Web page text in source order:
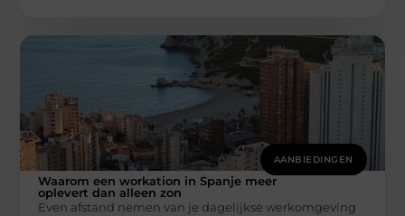
AANBIEDINGEN
Waarom een workation in Spanje meer
oplevert dan alleen zon
Even afstand nemen van je dagelijkse werkomgeving